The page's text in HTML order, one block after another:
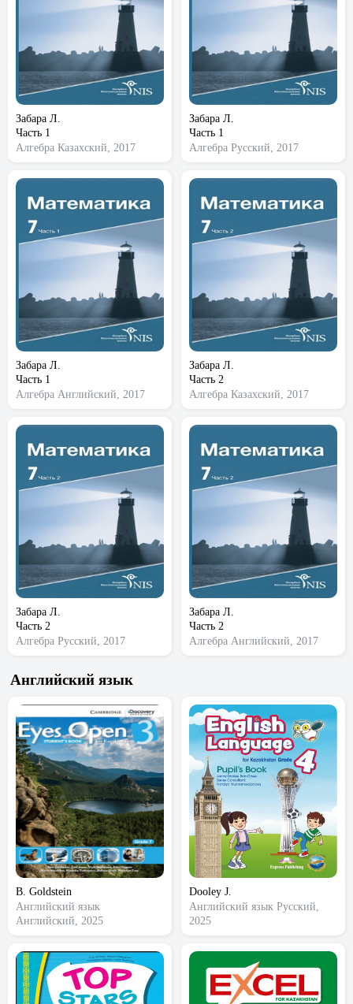
Забара Л.
Часть 1
Алгебра Казахский, 2017
Забара Л.
Часть 1
Алгебра Русский, 2017
Забара Л.
Часть 1
Алгебра Английский, 2017
Забара Л.
Часть 2
Алгебра Казахский, 2017
Забара Л.
Часть 2
Алгебра Русский, 2017
Забара Л.
Часть 2
Алгебра Английский, 2017
Английский язык
B. Goldstein
Английский язык
Английский, 2025
Dooley J.
Английский язык Русский,
2025